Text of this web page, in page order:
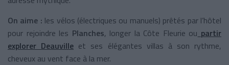
On aime : les vélos (électriques ou manuels) prêtés par l’hôtel
pour rejoindre les Planches, longer la Côte Fleurie ou partir
explorer Deauville et ses élégantes villas à son rythme,
cheveux au vent face à la mer.